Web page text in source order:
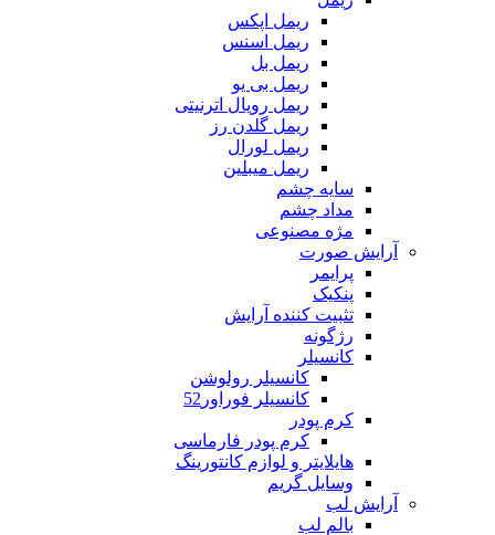
ریمل اپکس
ریمل اسنس
ریمل بل
ریمل بی یو
ریمل رویال اترنیتی
ریمل گلدن رز
ریمل لورال
ریمل میبلین
سایه چشم
مداد چشم
مژه مصنوعی
آرایش صورت
پرایمر
پنکیک
تثبیت کننده آرایش
رژگونه
کانسیلر
کانسیلر رولوشن
کانسیلر فوراور52
کرم پودر
کرم پودر فارماسی
هایلایتر و لوازم کانتورینگ
وسایل گریم
آرایش لب
بالم لب